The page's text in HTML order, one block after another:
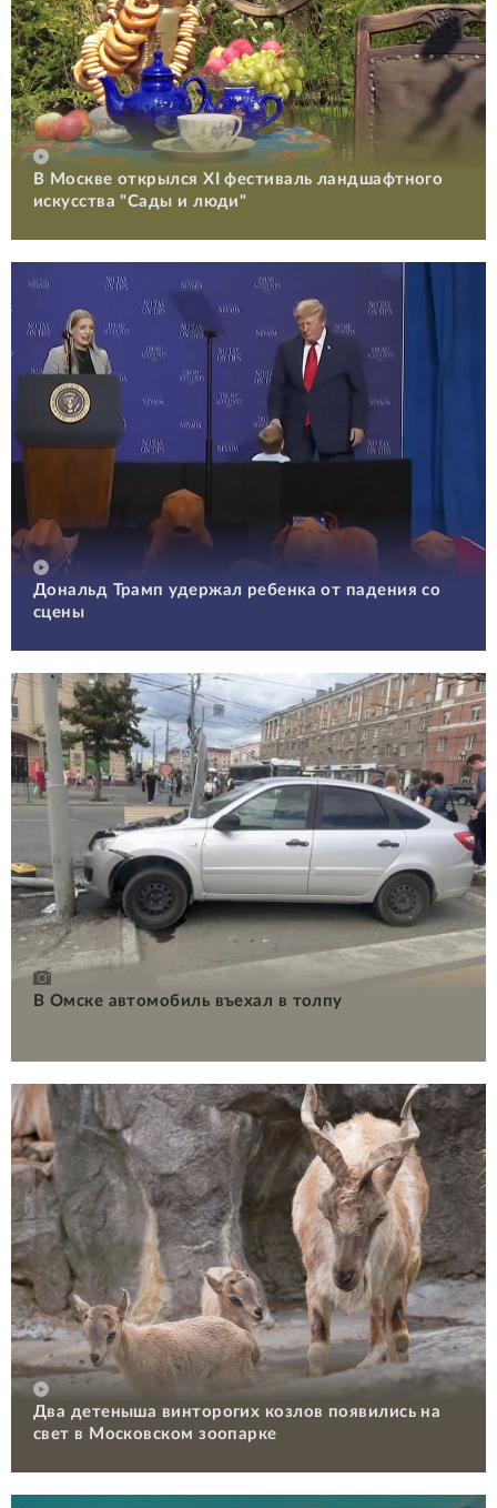
В Москве открылся XI фестиваль ландшафтного
искусства "Сады и люди"
Дональд Трамп удержал ребенка от падения со
сцены
В Омске автомобиль въехал в толпу
Два детеныша винторогих козлов появились на
свет в Московском зоопарке